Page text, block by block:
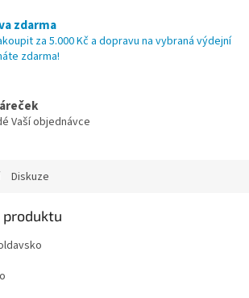
zdarma
za 5.000 Kč a dopravu na vybraná výdejní
zdarma!
Vaší objednávce
Diskuze
produktu